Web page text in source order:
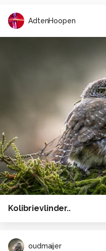
AdtenHoopen
Kolibrievlinder..
oudmaijer